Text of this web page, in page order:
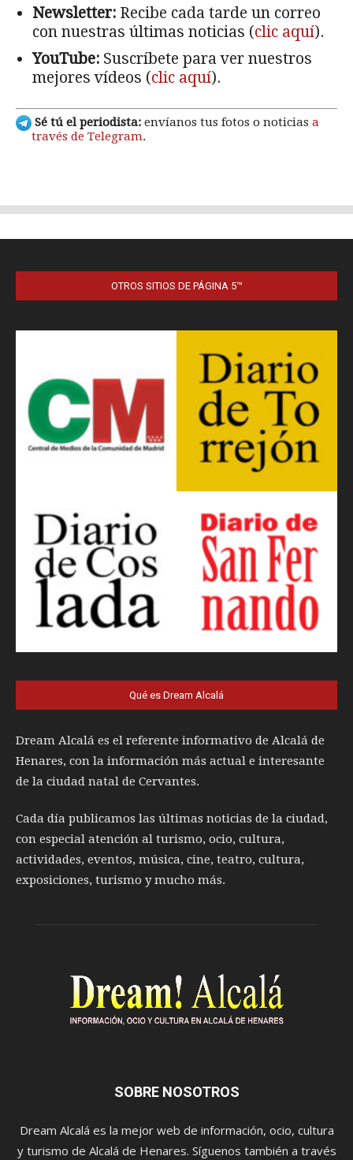
OTROS SITIOS DE PÁGINA 5™
Qué es Dream Alcalá
Dream Alcalá es el referente informativo de Alcalá de
Henares, con la información más actual e interesante
de la ciudad natal de Cervantes.
Cada día publicamos las últimas noticias de la ciudad,
con especial atención al turismo, ocio, cultura,
actividades, eventos, música, cine, teatro, cultura,
exposiciones, turismo y mucho más.
SOBRE NOSOTROS
Dream Alcalá es la mejor web de información, ocio, cultura
y turismo de Alcalá de Henares. Síguenos también a través